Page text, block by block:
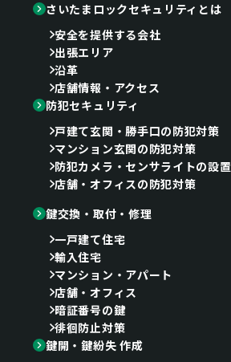
さいたまロックセキュリティとは
安全を提供する会社
出張エリア
沿革
店舗情報・アクセス
防犯セキュリティ
戸建て玄関・勝手口の防犯対策
マンション玄関の防犯対策
防犯カメラ・センサライトの設置
店舗・オフィスの防犯対策
鍵交換・取付・修理
一戸建て住宅
輸入住宅
マンション・アパート
店舗・オフィス
暗証番号の鍵
徘徊防止対策
鍵開・鍵紛失 作成